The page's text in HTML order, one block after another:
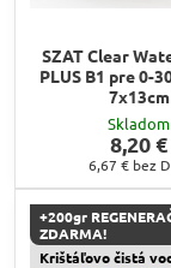
SZAT Clear
PLUS B1 pre 0-
7x13cm
Skladom
8,20 €
6,67 € bez
+200gr
ZDARMA!
Krištáľovo čistá